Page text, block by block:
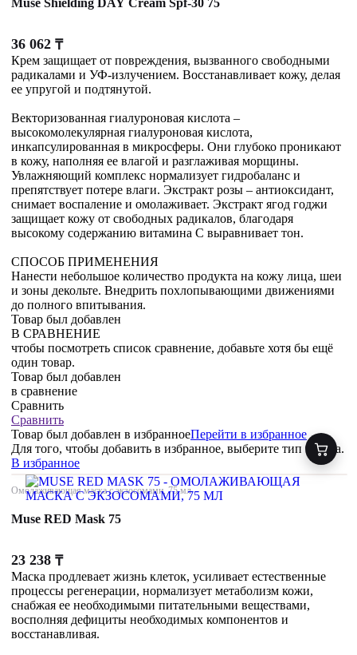
Muse Shielding DAY Cream Spf-30 75
36 062 ₸
Крем защищает от повреждения, вызванного свободными
радикалами и УФ-излучением. Восстанавливает кожу, делая
ее упругой и подтянутой.
Векторизованная гиалуроновая кислота –
высокомолекулярная гиалуроновая кислота,
инкапсулированная в микросферы. Они глубоко проникают
в кожу, наполняя ее влагой и разглаживая морщины.
Увлажняющий комплекс нормализует гидробаланс и
препятствует потере влаги. Экстракт розы – антиоксидант,
снимает воспаление и омолаживает. Экстракт ягод годжи
защищает кожу от свободных радикалов, благодаря
высокому содержанию витамина С выравнивает тон.
СПОСОБ ПРИМЕНЕНИЯ
Нанести небольшое количество продукта на кожу лица, шеи
и зоны декольте. Внедрить похлопывающими движениями
до полного впитывания.
Товар был добавлен
В СРАВНЕНИЕ
чтобы посмотреть список сравнение, добавьте хотя бы ещё
один товар.
Товар был добавлен
в сравнение
Сравнить
Сравнить
Товар был добавлен в избранноеПерейти в избранное
Для того, чтобы добавить в избранное, выберите тип товара.
В избранное
Омолаживающая маска с экзосомами, 75 мл
Muse RED Mask 75
23 238 ₸
Маска продлевает жизнь клеток, усиливает естественные
процессы регенерации, нормализует метаболизм кожи,
снабжая ее необходимыми питательными веществами,
восполняя дефициты необходимых компонентов и
восстанавливая.